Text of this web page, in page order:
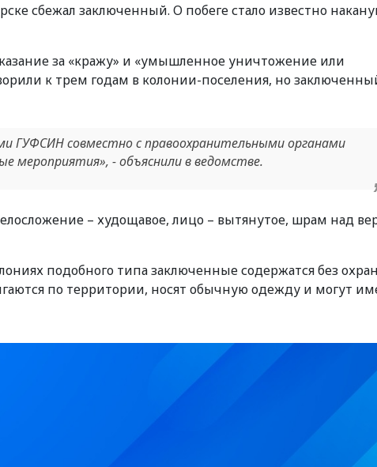
сбежал заключенный. О побеге стало известно
за «кражу» и «умышленное уничтожение или
к трем годам в колонии-поселения, но
ГУФСИН совместно с правоохранительными органами
мероприятия», - объяснили в ведомстве.
– худощавое, лицо – вытянутое, шрам над
подобного типа заключенные содержатся без
по территории, носят обычную одежду и могут